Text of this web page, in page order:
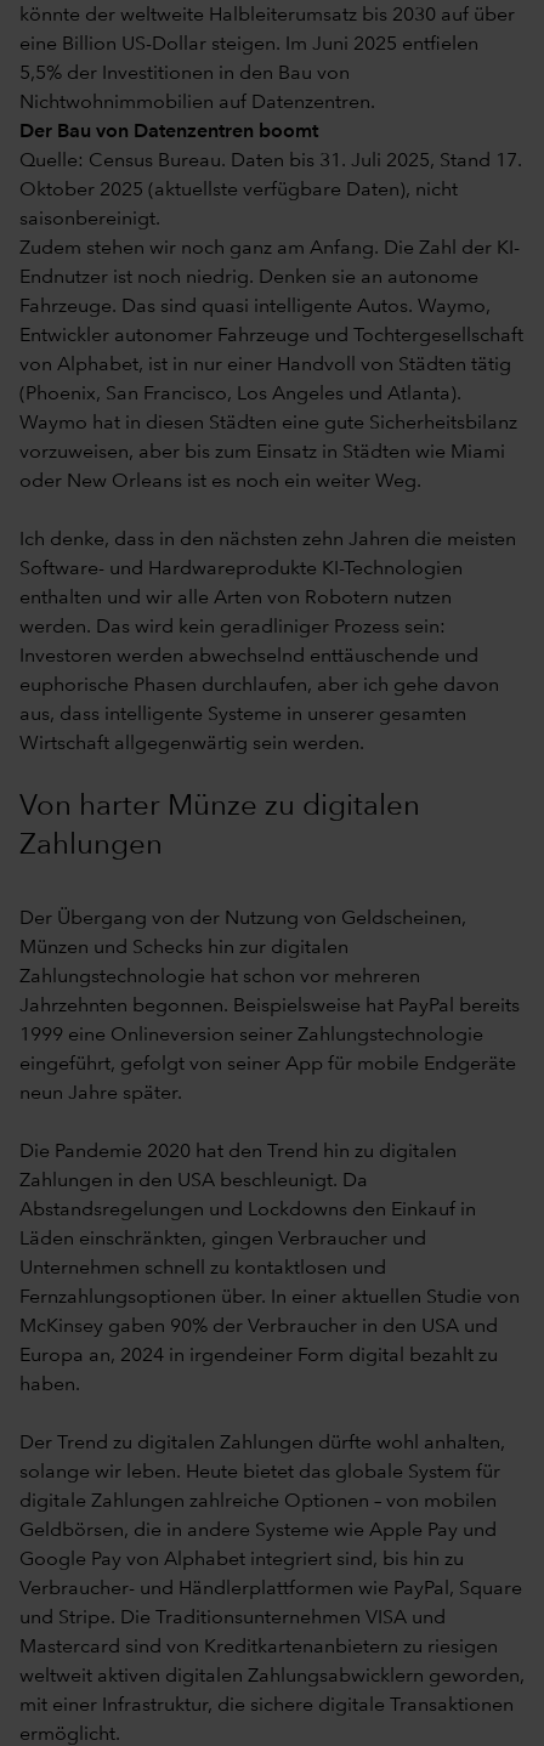
könnte der weltweite Halbleiterumsatz bis 2030 auf über
eine Billion US-Dollar steigen. Im Juni 2025 entfielen
5,5% der Investitionen in den Bau von
Nichtwohnimmobilien auf Datenzentren.
Der Bau von Datenzentren boomt
Quelle: Census Bureau. Daten bis 31. Juli 2025, Stand 17.
Oktober 2025 (aktuellste verfügbare Daten), nicht
saisonbereinigt.
Zudem stehen wir noch ganz am Anfang. Die Zahl der KI-
Endnutzer ist noch niedrig. Denken sie an autonome
Fahrzeuge. Das sind quasi intelligente Autos. Waymo,
Entwickler autonomer Fahrzeuge und Tochtergesellschaft
von Alphabet, ist in nur einer Handvoll von Städten tätig
(Phoenix, San Francisco, Los Angeles und Atlanta).
Waymo hat in diesen Städten eine gute Sicherheitsbilanz
vorzuweisen, aber bis zum Einsatz in Städten wie Miami
oder New Orleans ist es noch ein weiter Weg.
Ich denke, dass in den nächsten zehn Jahren die meisten
Software- und Hardwareprodukte KI-Technologien
enthalten und wir alle Arten von Robotern nutzen
werden. Das wird kein geradliniger Prozess sein:
Investoren werden abwechselnd enttäuschende und
euphorische Phasen durchlaufen, aber ich gehe davon
aus, dass intelligente Systeme in unserer gesamten
Wirtschaft allgegenwärtig sein werden.
Von harter Münze zu digitalen
Zahlungen
Der Übergang von der Nutzung von Geldscheinen,
Münzen und Schecks hin zur digitalen
Zahlungstechnologie hat schon vor mehreren
Jahrzehnten begonnen. Beispielsweise hat PayPal bereits
1999 eine Onlineversion seiner Zahlungstechnologie
eingeführt, gefolgt von seiner App für mobile Endgeräte
neun Jahre später.
Die Pandemie 2020 hat den Trend hin zu digitalen
Zahlungen in den USA beschleunigt. Da
Abstandsregelungen und Lockdowns den Einkauf in
Läden einschränkten, gingen Verbraucher und
Unternehmen schnell zu kontaktlosen und
Fernzahlungsoptionen über. In einer aktuellen Studie von
McKinsey gaben 90% der Verbraucher in den USA und
Europa an, 2024 in irgendeiner Form digital bezahlt zu
haben.
Der Trend zu digitalen Zahlungen dürfte wohl anhalten,
solange wir leben. Heute bietet das globale System für
digitale Zahlungen zahlreiche Optionen – von mobilen
Geldbörsen, die in andere Systeme wie Apple Pay und
Google Pay von Alphabet integriert sind, bis hin zu
Verbraucher- und Händlerplattformen wie PayPal, Square
und Stripe. Die Traditionsunternehmen VISA und
Mastercard sind von Kreditkartenanbietern zu riesigen
weltweit aktiven digitalen Zahlungsabwicklern geworden,
mit einer Infrastruktur, die sichere digitale Transaktionen
ermöglicht.